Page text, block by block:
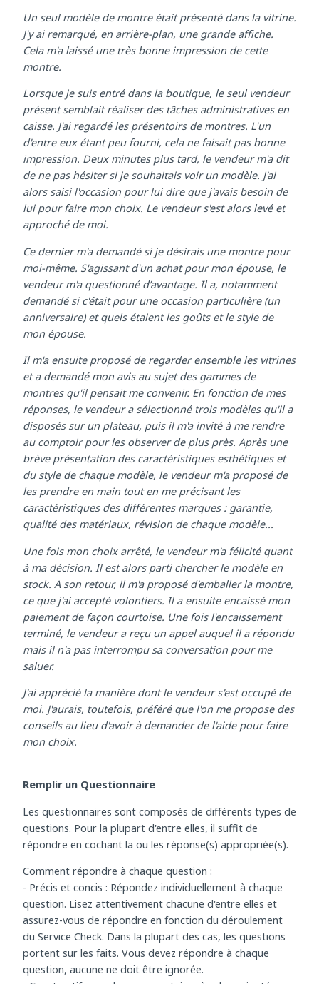
à xxxx.
Un seul modèle de montre était présenté dans la vitrine.
J'y ai remarqué, en arrière-plan, une grande affiche.
Cela m'a laissé une très bonne impression de cette
montre.
Lorsque je suis entré dans la boutique, le seul vendeur
présent semblait réaliser des tâches administratives en
caisse. J'ai regardé les présentoirs de montres. L'un
d'entre eux étant peu fourni, cela ne faisait pas bonne
impression. Deux minutes plus tard, le vendeur m'a dit
de ne pas hésiter si je souhaitais voir un modèle. J'ai
alors saisi l'occasion pour lui dire que j'avais besoin de
lui pour faire mon choix. Le vendeur s'est alors levé et
approché de moi.
Ce dernier m'a demandé si je désirais une montre pour
moi-même. S'agissant d'un achat pour mon épouse, le
vendeur m'a questionné d’avantage. Il a, notamment
demandé si c'était pour une occasion particulière (un
anniversaire) et quels étaient les goûts et le style de
mon épouse.
Il m'a ensuite proposé de regarder ensemble les vitrines
et a demandé mon avis au sujet des gammes de
montres qu'il pensait me convenir. En fonction de mes
réponses, le vendeur a sélectionné trois modèles qu'il a
disposés sur un plateau, puis il m'a invité à me rendre
au comptoir pour les observer de plus près. Après une
brève présentation des caractéristiques esthétiques et
du style de chaque modèle, le vendeur m'a proposé de
les prendre en main tout en me précisant les
caractéristiques des différentes marques : garantie,
qualité des matériaux, révision de chaque modèle...
Une fois mon choix arrêté, le vendeur m'a félicité quant
à ma décision. Il est alors parti chercher le modèle en
stock. A son retour, il m'a proposé d'emballer la montre,
ce que j'ai accepté volontiers. Il a ensuite encaissé mon
paiement de façon courtoise. Une fois l'encaissement
terminé, le vendeur a reçu un appel auquel il a répondu
mais il n'a pas interrompu sa conversation pour me
saluer.
J'ai apprécié la manière dont le vendeur s'est occupé de
moi. J'aurais, toutefois, préféré que l'on me propose des
conseils au lieu d'avoir à demander de l'aide pour faire
Remplir un Questionnaire
Les questionnaires sont composés de différents types de
questions. Pour la plupart d'entre elles, il suffit de
répondre en cochant la ou les réponse(s) appropriée(s).
Comment répondre à chaque question :
- Précis et concis : Répondez individuellement à chaque
question. Lisez attentivement chacune d'entre elles et
assurez-vous de répondre en fonction du déroulement
du Service Check. Dans la plupart des cas, les questions
portent sur les faits. Vous devez répondre à chaque